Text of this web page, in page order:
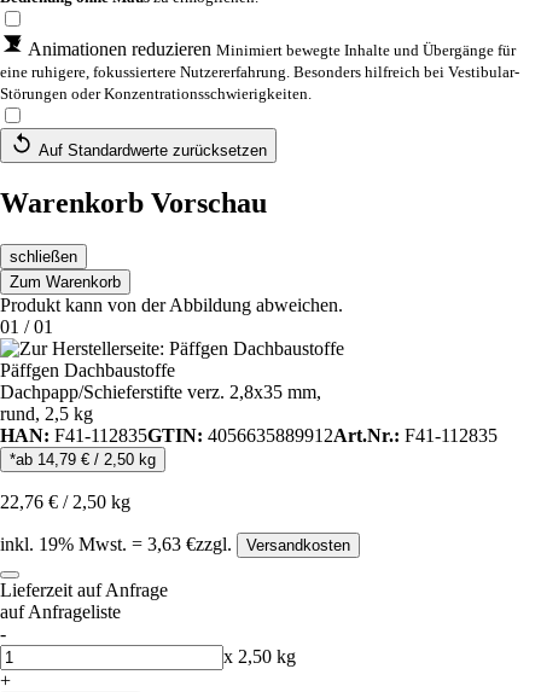
Animationen reduzieren Minimiert bewegte Inhalte und Übergänge für
eine ruhigere, fokussiertere Nutzererfahrung. Besonders hilfreich bei Vestibular-
Störungen oder Konzentrationsschwierigkeiten.
Auf Standardwerte zurücksetzen
Warenkorb Vorschau
schließen
Zum Warenkorb
Produkt kann von der Abbildung abweichen.
01 /01
Päffgen Dachbaustoffe
Dachpapp/Schieferstifte verz. 2,8x35 mm,
rund, 2,5 kg
HAN: F41-112835GTIN: 4056635889912Art.Nr.: F41-112835
*ab 14,79 € / 2,50 kg
22,76 € / 2,50 kg
inkl. 19% Mwst. = 3,63 €zzgl. Versandkosten
Lieferzeit auf Anfrage
auf Anfrageliste
-
Anzahl
x 2,50 kg
+